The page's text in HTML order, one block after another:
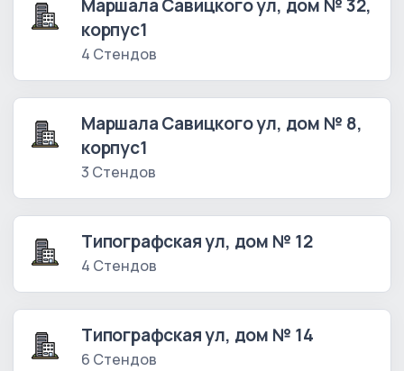
Маршала Савицкого ул, дом № 32,
корпус1
4 Стендов
Маршала Савицкого ул, дом № 8,
корпус1
3 Стендов
Типографская ул, дом № 12
4 Стендов
Типографская ул, дом № 14
6 Стендов